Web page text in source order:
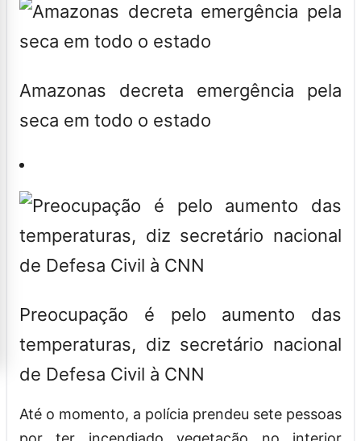
Amazonas decreta emergência pela
seca em todo o estado
Preocupação é pelo aumento das
temperaturas, diz secretário nacional
de Defesa Civil à CNN
Até o momento, a polícia prendeu sete pessoas